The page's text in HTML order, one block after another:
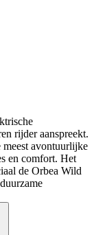
rijder aanspreekt.
avontuurlijke
en comfort. Het
de Orbea Wild